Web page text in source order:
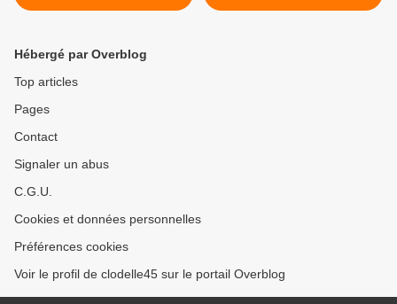
MEDIATHEQUE DE ST
Orléans le 26 janvier 2014
Hébergé par Overblog
Top articles
Pages
Contact
Signaler un abus
C.G.U.
Cookies et données personnelles
Préférences cookies
Voir le profil de clodelle45 sur le portail Overblog